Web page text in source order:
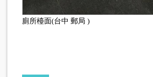
廁所檯面(台中 郵局 )